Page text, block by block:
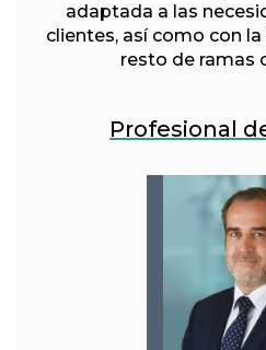
adaptada a las
clientes, así como con
resto de ramas
Profesional